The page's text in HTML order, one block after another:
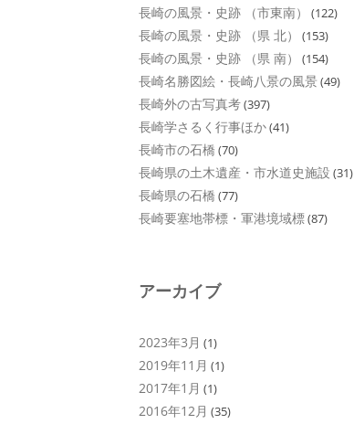
長崎の風景・史跡 （市東南） (122)
長崎の風景・史跡 （県 北） (153)
長崎の風景・史跡 （県 南） (154)
長崎名勝図絵・長崎八景の風景 (49)
長崎外の古写真考(397)
長崎学さるく行事ほか(41)
長崎市の石橋 (70)
長崎県の土木遺産・市水道史施設 (31)
長崎県の石橋 (77)
長崎要塞地帯標・軍港境域標(87)
アーカイブ
2023年3月 (1)
2019年11月 (1)
2017年1月 (1)
2016年12月 (35)